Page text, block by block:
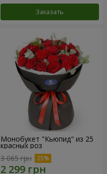
Заказать
Монобукет "Кьюпид" из 25
красных роз
3 065 грн